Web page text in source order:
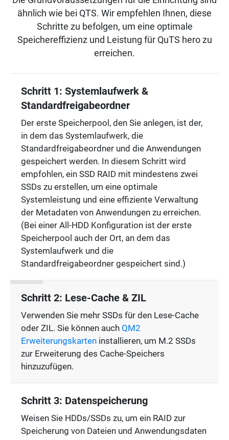
ähnlich wie bei QTS. Wir empfehlen Ihnen, diese
Schritte zu befolgen, um eine optimale
Speichereffizienz und Leistung für QuTS hero zu
erreichen.
Schritt 1: Systemlaufwerk &
Standardfreigabeordner
Der erste Speicherpool, den Sie anlegen, ist der,
in dem das Systemlaufwerk, die
Standardfreigabeordner und die Anwendungen
gespeichert werden. In diesem Schritt wird
empfohlen, ein SSD RAID mit mindestens zwei
SSDs zu erstellen, um eine optimale
Systemleistung und eine effiziente Verwaltung
der Metadaten von Anwendungen zu erreichen.
(Bei einer All-HDD Konfiguration ist der erste
Speicherpool auch der Ort, an dem das
Systemlaufwerk und die
Standardfreigabeordner gespeichert sind.)
Schritt 2: Lese-Cache & ZIL
Verwenden Sie mehr SSDs für den Lese-Cache
oder ZIL. Sie können auch QM2
Erweiterungskarten installieren, um M.2 SSDs
zur Erweiterung des Cache-Speichers
hinzuzufügen.
Schritt 3: Datenspeicherung
Weisen Sie HDDs/SSDs zu, um ein RAID zur
Speicherung von Dateien und Anwendungsdaten